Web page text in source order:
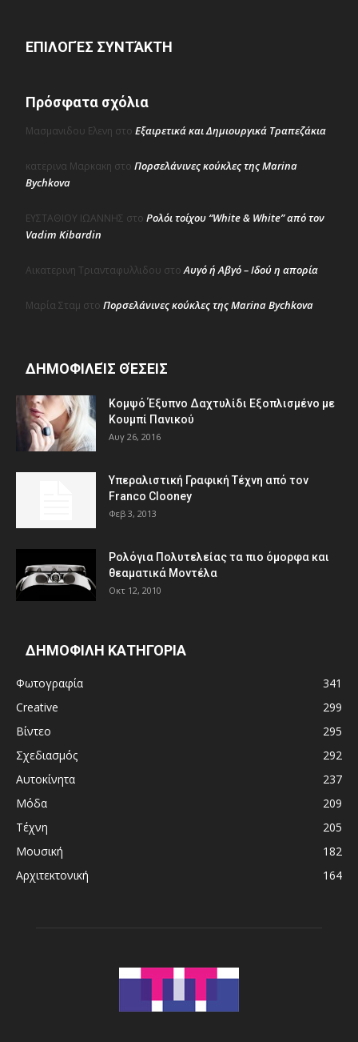
ΕΠΙΛΟΓΈΣ ΣΥΝΤΆΚΤΗ
Πρόσφατα σχόλια
Μασμανιδου Ελενη στο Εξαιρετικά και Δημιουργικά Τραπεζάκια
κατερινα Μαρκακη στο Πορσελάνινες κούκλες της Marina
Bychkova
ΕΥΣΤΑΘΙΟΥ ΙΩΑΝΝΗΣ στο Ρολόι τοίχου “White & White” από τον
Vadim Kibardin
Αικατερινη Τριανταφυλλιδου στοΑυγό ή Αβγό – Ιδού η απορία
Μαρία Σταμ στο Πορσελάνινες κούκλες της Marina Bychkova
ΔΗΜΟΦΙΛΕΊΣ ΘΈΣΕΙΣ
Κομψό Έξυπνο Δαχτυλίδι Εξοπλισμένο με
Κουμπί Πανικού
Αυγ 26, 2016
Υπεραλιστική Γραφική Τέχνη από τον
Franco Clooney
Φεβ 3, 2013
Ρολόγια Πολυτελείας τα πιο όμορφα και
θεαματικά Μοντέλα
Οκτ 12, 2010
ΔΗΜΟΦΙΛΗ ΚΑΤΗΓΟΡΙΑ
Φωτογραφία
341
Creative
299
Βίντεο
295
Σχεδιασμός
292
Αυτοκίνητα
237
Μόδα
209
Τέχνη
205
Μουσική
182
Αρχιτεκτονική
164